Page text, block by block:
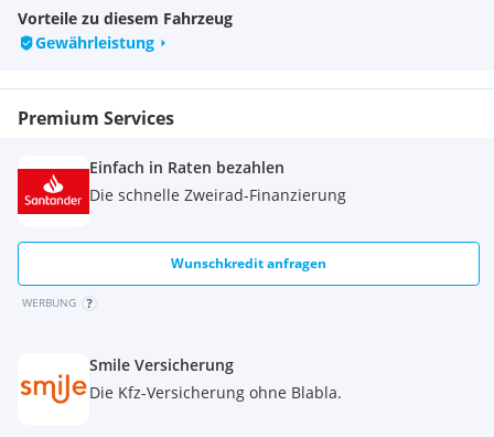
MaMot - Mayer Motorrad
FANTIC & DUCATI & INDIAN
Kurz nach derAutobahnabfahrt
Probefahrtmit Anmeldung möglich.
Vorteile zu diesem Fahrzeug
Gewährleistung
Premium Services
Einfach in Raten bezahlen
Die schnelle Zweirad-Finanzierung
Wunschkredit anfragen
WERBUNG
Smile Versicherung
Die Kfz-Versicherung ohne Blabla.